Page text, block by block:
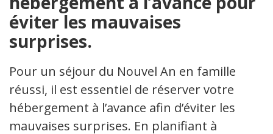
éviter les mauvaises
surprises.
Pour un séjour du Nouvel An en famille
réussi, il est essentiel de réserver votre
hébergement à l’avance afin d’éviter les
mauvaises surprises. En planifiant à